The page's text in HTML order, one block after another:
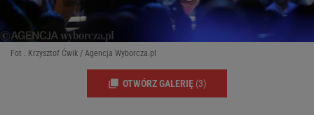
Fot . Krzysztof Ćwik / Agencja Wyborcza.pl
OTWÓRZ GALERIĘ (3)